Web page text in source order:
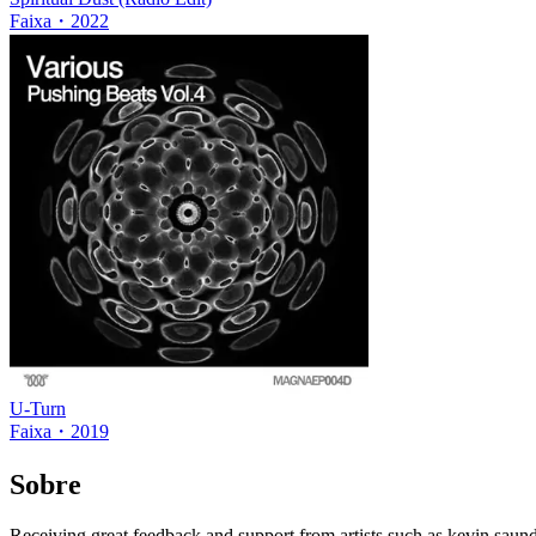
Faixa ・ 2022
U-Turn
Faixa ・ 2019
Sobre